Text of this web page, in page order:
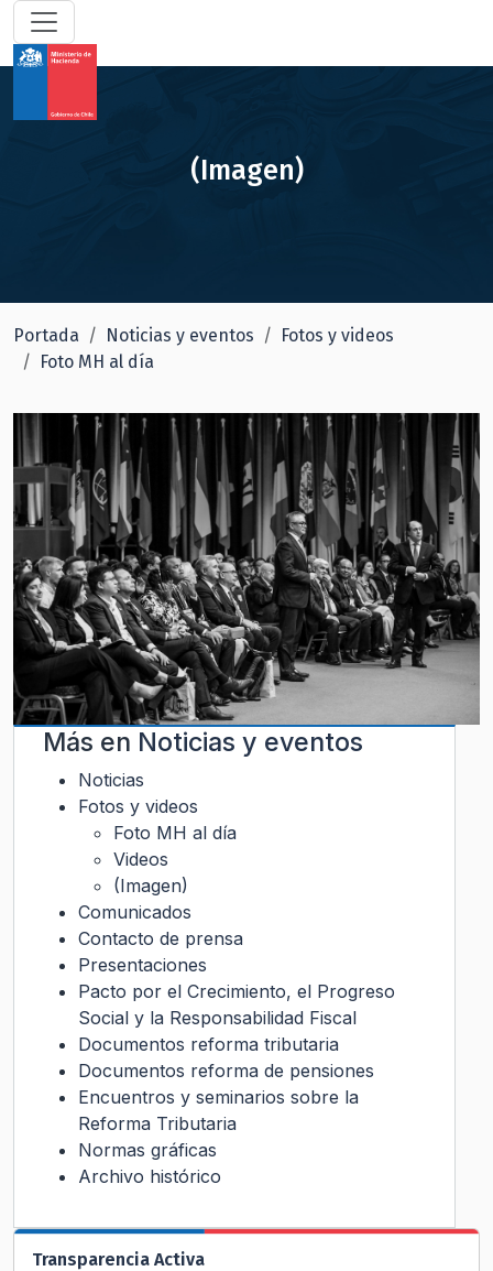
(Imagen)
Portada Noticias y eventos
Fotos y videos
Foto MH al día
Más en Noticias y eventos
Noticias
Fotos y videos
Foto MH al día
Videos
(Imagen)
Comunicados
Contacto de prensa
Presentaciones
Pacto por el Crecimiento, el Progreso
Social y la Responsabilidad Fiscal
Documentos reforma tributaria
Documentos reforma de pensiones
Encuentros y seminarios sobre la
Reforma Tributaria
Normas gráficas
Archivo histórico
Transparencia Activa